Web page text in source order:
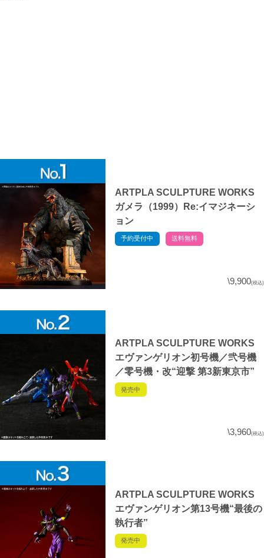
ARTPLA SCULPTURE WORKS
ガメラ（1999）Re:イマジネーシ
ョン
予約受付中 送料無料
\9,900(税込)
ARTPLA SCULPTURE WORKS
エヴァンゲリオン初号機／弐号機
／零号機・改“迎撃 第3新東京市”
発売中
\3,960(税込)
ARTPLA SCULPTURE WORKS
エヴァンゲリオン第13号機“最後の
執行者”
発売中